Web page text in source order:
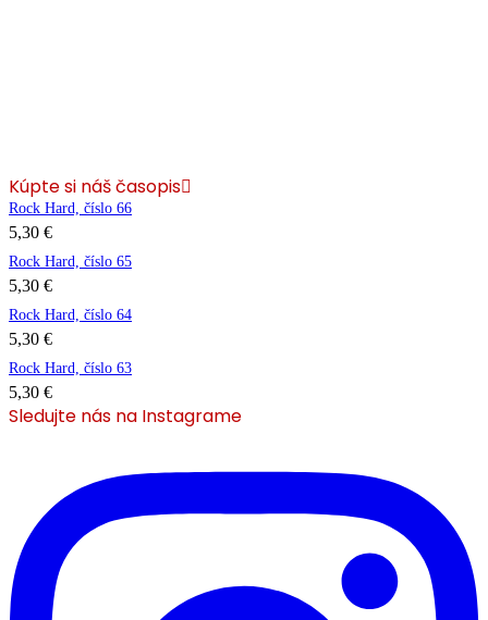
Kúpte si náš časopis
Rock Hard, číslo 66
5,30 €
Rock Hard, číslo 65
5,30 €
Rock Hard, číslo 64
5,30 €
Rock Hard, číslo 63
5,30 €
Sledujte nás na Instagrame